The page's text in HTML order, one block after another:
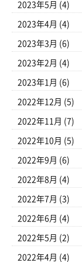
2023年5月 (4)
2023年4月 (4)
2023年3月 (6)
2023年2月 (4)
2023年1月 (6)
2022年12月 (5)
2022年11月 (7)
2022年10月 (5)
2022年9月 (6)
2022年8月 (4)
2022年7月 (3)
2022年6月 (4)
2022年5月 (2)
2022年4月 (4)